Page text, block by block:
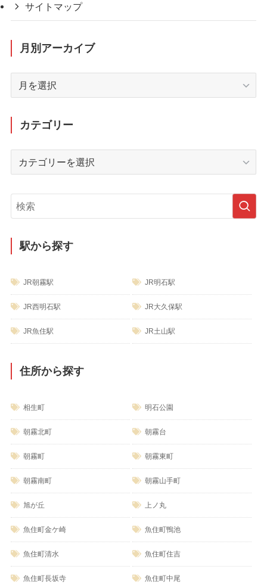
サイトマップ
月別アーカイブ
イ
ブ
カテゴリー
リ
ー
駅から探す
JR朝霧駅 JR明石駅
JR西明石駅 JR大久保駅
JR魚住駅 JR土山駅
住所から探す
相生町 明石公園
朝霧北町 朝霧台
朝霧町 朝霧東町
朝霧南町 朝霧山手町
旭が丘 上ノ丸
魚住町金ケ崎 魚住町鴨池
魚住町清水 魚住町住吉
魚住町長坂寺 魚住町中尾